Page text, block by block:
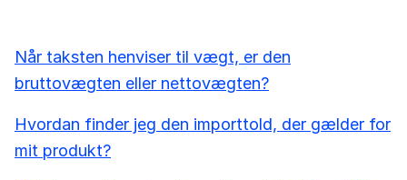
Når taksten henviser til vægt, er den
bruttovægten eller nettovægten?
Hvordan finder jeg den importtold, der gælder for
mit produkt?